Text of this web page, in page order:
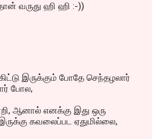
தான் வருது ஹி ஹி :-))
இருக்கும் போதே செந்தழலார்
போல,
ஆனால் எனக்கு இது ஒரு
கவலைப்பட ஏதுமில்லை,